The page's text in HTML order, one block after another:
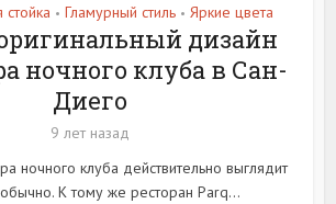
стойка • Гламурный стиль • Яркие цвета
дизайн
ночного клуба в Сан-
Диего
9 лет назад
ночного клуба действительно выглядит
К тому же ресторан Parq...